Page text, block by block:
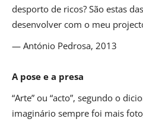
desporto de ricos? São estas
desenvolver com o meu
— António Pedrosa, 2013
A pose e a presa
“Arte” ou “acto”, segundo o
imaginário sempre foi mais